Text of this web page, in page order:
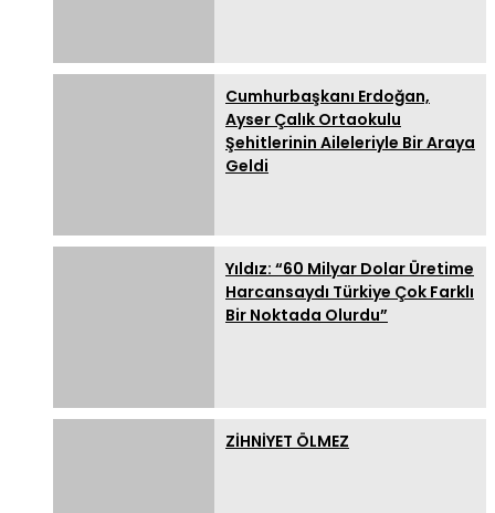
Cumhurbaşkanı Erdoğan,
Ayser Çalık Ortaokulu
Şehitlerinin Aileleriyle Bir Araya
Geldi
Yıldız: “60 Milyar Dolar Üretime
Harcansaydı Türkiye Çok Farklı
Bir Noktada Olurdu”
ZİHNİYET ÖLMEZ